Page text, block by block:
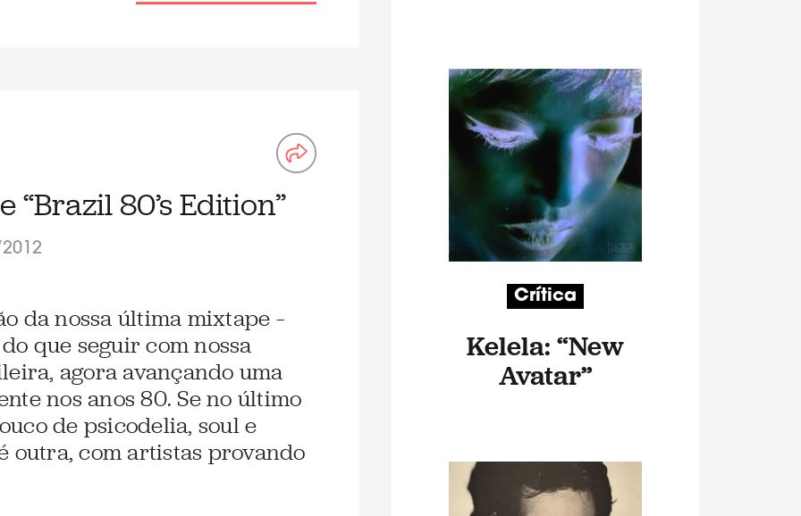
80’s Edition”
da nossa última mixtape –
que seguir com nossa
agora avançando uma
nos anos 80. Se no último
de psicodelia, soul e
outra, com artistas provando
Crítica
Kelela: “New
Avatar”